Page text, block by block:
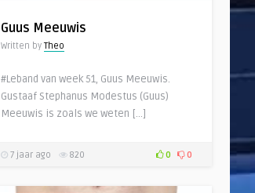
Guus Meeuwis
Written by Theo
#Leband van week 51, Guus Meeuwis.
Gustaaf Stephanus Modestus (Guus)
Meeuwis is zoals we weten […]
7 jaar ago 820 0 0